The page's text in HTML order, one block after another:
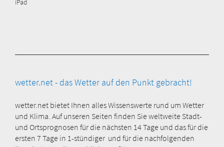
iPad
wetter.net - das Wetter auf den Punkt gebracht!
wetter.net bietet Ihnen alles Wissenswerte rund um Wetter
und Klima. Auf unseren Seiten finden Sie weltweite Stadt-
und Ortsprognosen für die nächsten 14 Tage und das für die
ersten 7 Tage in 1-stündiger und für die nachfolgenden